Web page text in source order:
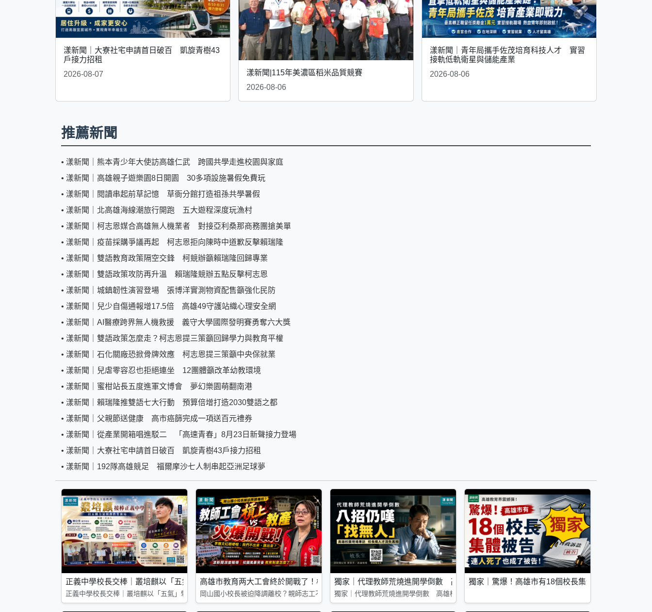
漾新聞｜大寮社宅申請首日破百 凱旋青樹43
戶接力招租
2026-08-07
漾新聞|115年美濃區稻米品質競賽
2026-08-06
漾新聞｜青年局攜手佐茂培育科技人才 實習
接軌低軌衛星與儲能產業
2026-08-06
推薦新聞
• 漾新聞｜熊本青少年大使訪高雄仁武 跨國共學走進校園與家庭
• 漾新聞｜高雄親子遊樂園8日開園 30多項設施暑假免費玩
• 漾新聞｜閱讀串起前草記憶 草衙分館打造祖孫共學暑假
• 漾新聞｜北高雄海線潮旅行開跑 五大遊程深度玩漁村
• 漾新聞｜柯志恩媒合高雄無人機業者 對接亞利桑那商務團搶美單
• 漾新聞｜疫苗採購爭議再起 柯志恩拒向陳時中道歉反擊賴瑞隆
• 漾新聞｜雙語教育政策隔空交鋒 柯競辦籲賴瑞隆回歸專業
• 漾新聞｜雙語政策攻防再升溫 賴瑞隆競辦五點反擊柯志恩
• 漾新聞｜城鎮韌性演習登場 張博洋實測物資配售籲強化民防
• 漾新聞｜兒少自傷通報增17.5倍 高雄49守護站織心理安全網
• 漾新聞｜AI醫療跨界無人機救援 義守大學國際發明賽勇奪六大獎
• 漾新聞｜雙語政策怎麼走？柯志恩提三策籲回歸學力與教育平權
• 漾新聞｜石化關廠恐掀骨牌效應 柯志恩提三策籲中央保就業
• 漾新聞｜兒虐零容忍也拒絕連坐 12團體籲改革幼教環境
• 漾新聞｜蜜柑站長五度進軍文博會 夢幻樂園萌翻南港
• 漾新聞｜賴瑞隆推雙語七大行動 預算倍增打造2030雙語之都
• 漾新聞｜父親節送健康 高市癌篩完成一項送百元禮券
• 漾新聞｜從產業開箱唱進駁二 「高速青春」8月23日新聲接力登場
• 漾新聞｜大寮社宅申請首日破百 凱旋青樹43戶接力招租
• 漾新聞｜192隊高雄競足 福爾摩沙七人制串起亞洲足球夢
正義中學校長交棒｜叢培麒以「五氣」擘畫教育新局
正義中學校長交棒｜叢培麒以「五氣」擘畫教育新局
高雄市教育两大工會終於開戰了！校長要被拔掉親師群起抗議 教職李雅文槓上教產公開宣戰
岡山國小校長被迫降調離校？親師志工不滿市府陳情 教師工會槓上教產 李雅文紅眼哽咽：我們不出來，誰出來？
獨家｜代理教師荒燒進開學倒數 高雄校園八招仍嘆「找無人」
獨家｜代理教師荒燒進開學倒數 高雄校園八招仍嘆「找無人」
獨家｜驚爆！高雄市有18個校長集體被告 連人死了